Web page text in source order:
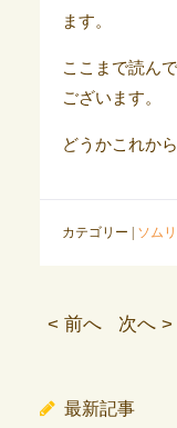
ます。
ここまで読ん
ございます。
どうかこれか
カテゴリー | ソム
< 前へ 次へ >
最新記事